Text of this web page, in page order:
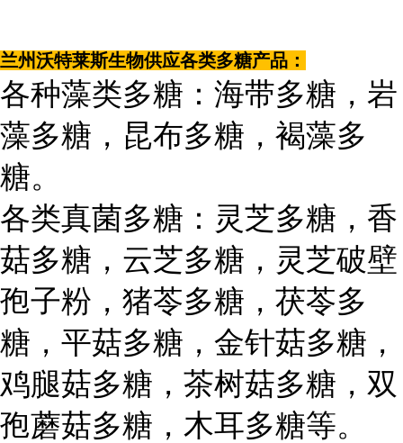
兰州沃特莱斯生物供应各类多糖产品：
各种藻类多糖：海带多糖，岩
藻多糖，昆布多糖，褐藻多
糖。
各类真菌多糖：灵芝多糖，香
菇多糖，云芝多糖，灵芝破壁
孢子粉，猪苓多糖，茯苓多
糖，平菇多糖，金针菇多糖，
鸡腿菇多糖，茶树菇多糖，双
孢蘑菇多糖，木耳多糖等。